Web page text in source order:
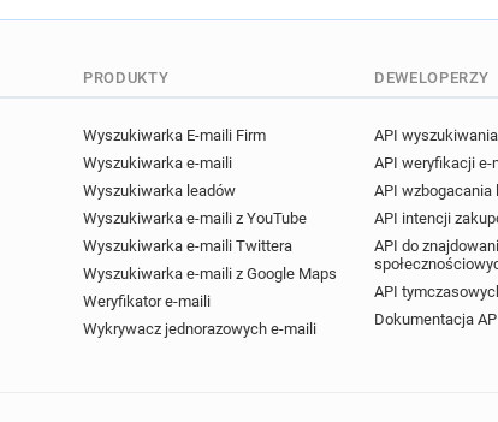
PRODUKTY
Wyszukiwarka E-maili Firm
Wyszukiwarka e-maili
Wyszukiwarka leadów
Wyszukiwarka e-maili z YouTube
Wyszukiwarka e-maili Twittera
Wyszukiwarka e-maili z Google Maps
Weryfikator e-maili
Wykrywacz jednorazowych e-maili
DEWELOPERZY
API
API weryfikacji e-
API wzbogacania
API intencji
API do
API
Dokumentacja